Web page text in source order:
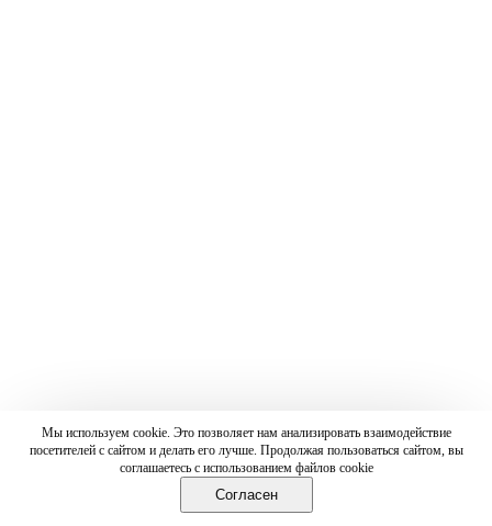
Мы используем cookie. Это позволяет нам анализировать взаимодействие
посетителей с сайтом и делать его лучше. Продолжая пользоваться сайтом, вы
соглашаетесь с использованием файлов cookie
Согласен